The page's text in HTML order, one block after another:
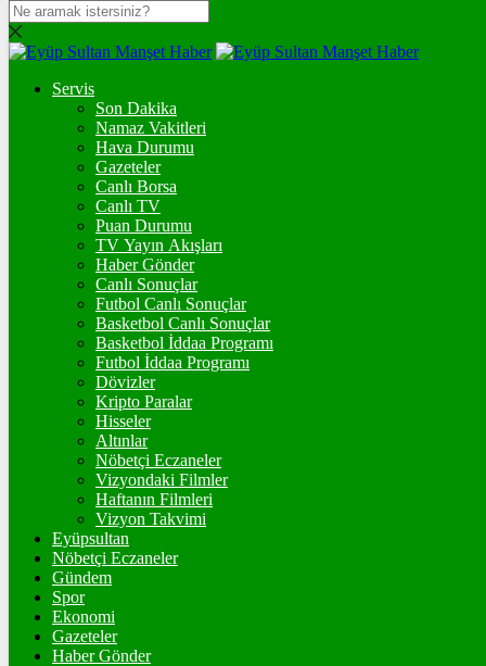
DOLAR
47,7084$% 0.17
EURO
% -0.02
STERLİN
% 0.04
GRAM ALTIN
%1,34
%1,11
BİTCOİN
฿%-0.8
ETHEREUM
%-0.4
TETHER
47.67
$%0
Servis
Son Dakika
Namaz Vakitleri
Hava Durumu
Gazeteler
Canlı Borsa
Canlı TV
Puan Durumu
TV Yayın Akışları
Haber Gönder
Canlı Sonuçlar
Futbol Canlı Sonuçlar
Basketbol Canlı Sonuçlar
Basketbol İddaa Programı
Futbol İddaa Programı
Dövizler
Kripto Paralar
Hisseler
Altınlar
Nöbetçi Eczaneler
Vizyondaki Filmler
Haftanın Filmleri
Vizyon Takvimi
Eyüpsultan
Nöbetçi Eczaneler
Gündem
Spor
Ekonomi
Gazeteler
Haber Gönder
20:37 / CHP EYÜPSULTAN İLÇE ÖRGÜTÜ ÜYELERİ